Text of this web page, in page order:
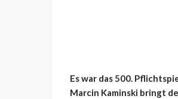
Es war das 500.
Marcin Kaminski bringt